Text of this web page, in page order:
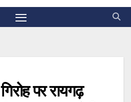
पर रायगढ़